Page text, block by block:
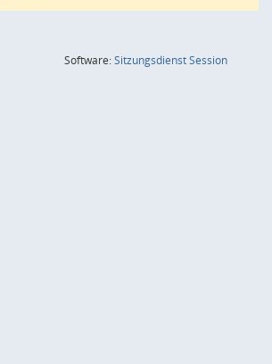
Software:SitzungsdienstSession(Wird in